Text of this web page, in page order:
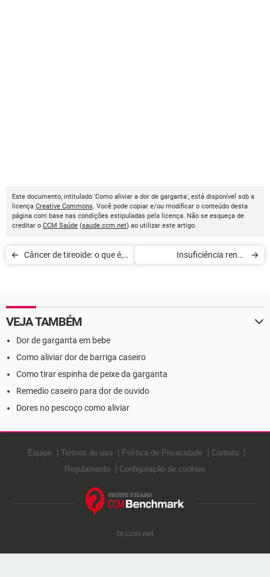
Este documento, intitulado 'Como aliviar a dor de garganta', está disponível sob a
licença Creative Commons. Você pode copiar e/ou modificar o conteúdo desta
página com base nas condições estipuladas pela licença. Não se esqueça de
creditar o CCM Saúde (saude.ccm.net) ao utilizar este artigo.
Câncer de tireoide: o que é,
Insuficiência renal:
VEJA TAMBÉM
Dor de garganta em bebe
Como aliviar dor de barriga caseiro
Como tirar espinha de peixe da garganta
Remedio caseiro para dor de ouvido
Dores no pescoço como aliviar
Equipe Termos de uso Política de Privacidade
Contato
Regulamento
Configuração de cookies
br.ccm.net